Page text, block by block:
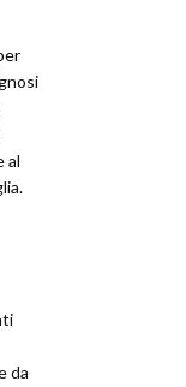
al
da